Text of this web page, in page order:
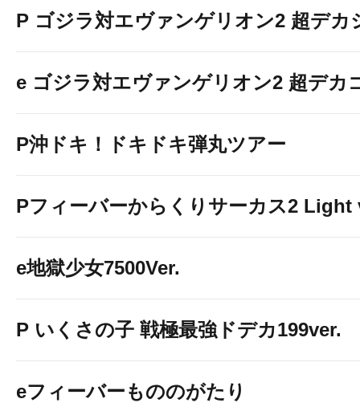
P ゴジラ対エヴァンゲリオン2 超デカ
e ゴジラ対エヴァンゲリオン2 超デカ
P沖ドキ！ドキドキ弾丸ツアー
Pフィーバーからくりサーカス2 Light
e地獄少女7500Ver.
P いくさの子 戦極最強ドデカ199ver.
eフィーバーもののがたり